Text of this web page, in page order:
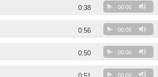
0:38 00:00
0:56 00:00
0:50 00:00
00:00